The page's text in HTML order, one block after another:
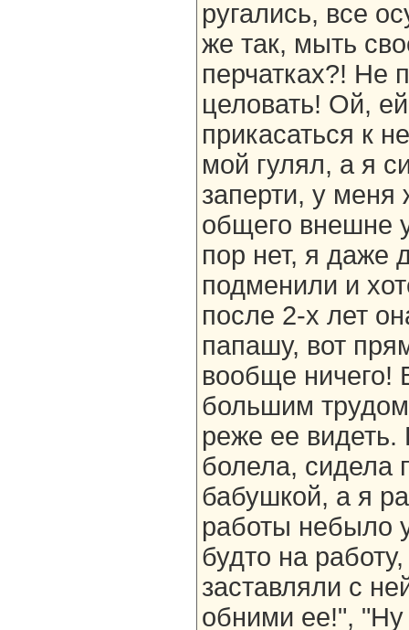
ругались, все
же так, мыть
перчатках?! Не
целовать! Ой,
прикасаться к
мой гулял, а я
заперти, у меня
общего внешне
пор нет, я даже
подменили и
после 2-х лет
папашу, вот
вообще ничего!
большим трудом
реже ее
болела, сидела
бабушкой, а я
работы небыло
будто на
заставляли с
обними ее!", "Ну